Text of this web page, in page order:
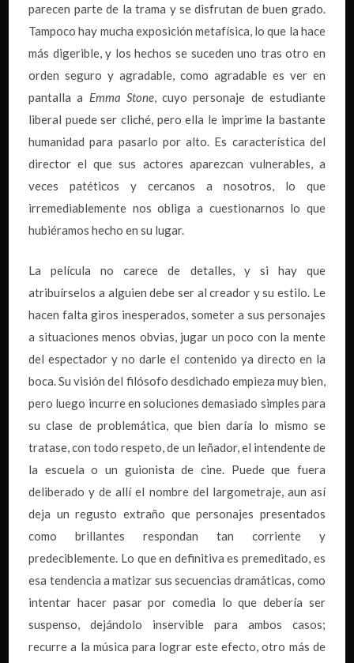
parecen parte de la trama y se disfrutan de buen grado.
Tampoco hay mucha exposición metafísica, lo que la hace
más digerible, y los hechos se suceden uno tras otro en
orden seguro y agradable, como agradable es ver en
pantalla a Emma Stone, cuyo personaje de estudiante
liberal puede ser cliché, pero ella le imprime la bastante
humanidad para pasarlo por alto. Es característica del
director el que sus actores aparezcan vulnerables, a
veces patéticos y cercanos a nosotros, lo que
irremediablemente nos obliga a cuestionarnos lo que
hubiéramos hecho en su lugar.
La película no carece de detalles, y si hay que
atribuírselos a alguien debe ser al creador y su estilo. Le
hacen falta giros inesperados, someter a sus personajes
a situaciones menos obvias, jugar un poco con la mente
del espectador y no darle el contenido ya directo en la
boca. Su visión del filósofo desdichado empieza muy bien,
pero luego incurre en soluciones demasiado simples para
su clase de problemática, que bien daría lo mismo se
tratase, con todo respeto, de un leñador, el intendente de
la escuela o un guionista de cine. Puede que fuera
deliberado y de allí el nombre del largometraje, aun así
deja un regusto extraño que personajes presentados
como brillantes respondan tan corriente y
predeciblemente. Lo que en definitiva es premeditado, es
esa tendencia a matizar sus secuencias dramáticas, como
intentar hacer pasar por comedia lo que debería ser
suspenso, dejándolo inservible para ambos casos;
recurre a la música para lograr este efecto, otro más de